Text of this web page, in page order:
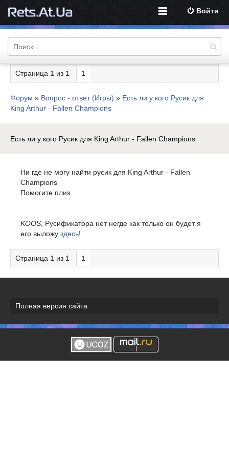
Войти
Страница 1 из 1 1
Форум » Вопрос - ответ (Игры) » Есть ли у кого Русик для
King Arthur - Fallen Champions
Есть ли у кого Русик для King Arthur - Fallen Champions
Ни где не могу найти русик для King Arthur - Fallen
Champions
Помогите плиз
KOOS , Русификатора нет негде как только он будет я
его выложу здесь!
Страница 1 из 1 1
Полная версия сайта